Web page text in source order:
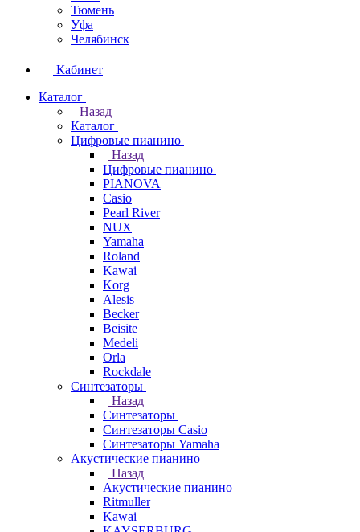
Тюмень
Уфа
Челябинск
Кабинет
Каталог
Назад
Каталог
Цифровые пианино
Назад
Цифровые пианино
PIANOVA
Casio
Pearl River
NUX
Yamaha
Roland
Kawai
Korg
Alesis
Becker
Beisite
Medeli
Orla
Rockdale
Синтезаторы
Назад
Синтезаторы
Синтезаторы Casio
Синтезаторы Yamaha
Акустические пианино
Назад
Акустические пианино
Ritmuller
Kawai